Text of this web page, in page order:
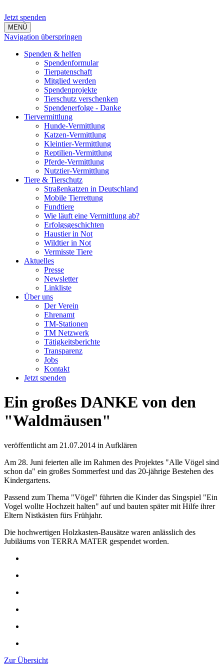
Jetzt spenden
MENÜ
Navigation überspringen
Spenden & helfen
Spendenformular
Tierpatenschaft
Mitglied werden
Spendenprojekte
Tierschutz verschenken
Spendenerfolge - Danke
Tiervermittlung
Hunde-Vermittlung
Katzen-Vermittlung
Kleintier-Vermittlung
Reptilien-Vermittlung
Pferde-Vermittlung
Nutztier-Vermittlung
Tiere & Tierschutz
Straßenkatzen in Deutschland
Mobile Tierrettung
Fundtiere
Wie läuft eine Vermittlung ab?
Erfolgsgeschichten
Haustier in Not
Wildtier in Not
Vermisste Tiere
Aktuelles
Presse
Newsletter
Linkliste
Über uns
Der Verein
Ehrenamt
TM-Stationen
TM Netzwerk
Tätigkeitsberichte
Transparenz
Jobs
Kontakt
Jetzt spenden
Ein großes DANKE von den
"Waldmäusen"
veröffentlicht am 21.07.2014 in Aufklären
Am 28. Juni feierten alle im Rahmen des Projektes "Alle Vögel sind
schon da" ein großes Sommerfest und das 20-jährige Bestehen des
Kindergartens.
Passend zum Thema "Vögel" führten die Kinder das Singspiel "Ein
Vogel wollte Hochzeit halten" auf und bauten später mit Hilfe ihrer
Eltern Nistkästen fürs Frühjahr.
Die hochwertigen Holzkasten-Bausätze waren anlässlich des
Jubiläums von TERRA MATER gespendet worden.
Zur Übersicht